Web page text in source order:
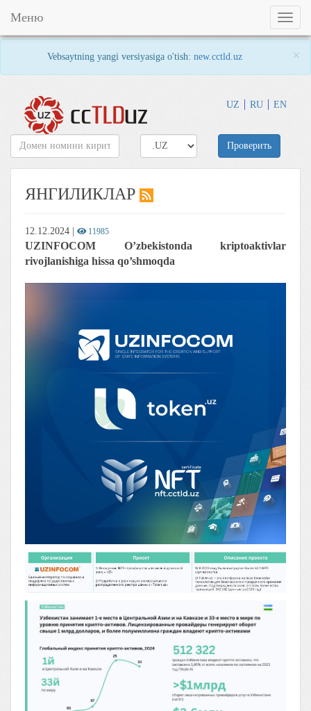
Vebsaytning yangi versiyasiga o'tish: new.cctld.uz ×
UZ RU EN
Toggle
Меню
Проверить
ЯНГИЛИКЛАР
12.12.2024 11985
UZINFOCOM O’zbekistonda kriptoaktivlar
rivojlanishiga hissa qo’shmoqda